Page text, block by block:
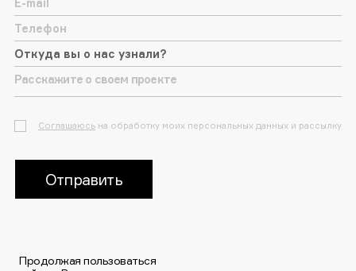
Соглашаюсь на обработку моих персональных данных и рассылку
Отправить
Продолжая пользоваться